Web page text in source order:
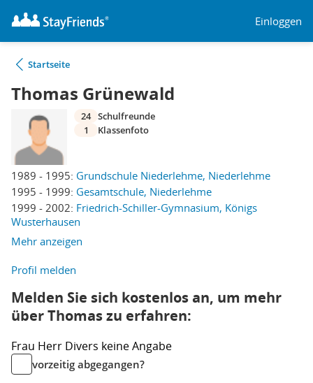
Einloggen
Startseite
Thomas Grünewald
1989 - 1995: Grundschule Niederlehme, Niederlehme
1995 - 1999: Gesamtschule, Niederlehme
1999 - 2002: Friedrich-Schiller-Gymnasium, Königs
Wusterhausen
Mehr anzeigen
24 Schulfreunde
1
Klassenfoto
Profil melden
Melden Sie sich kostenlos an, um mehr
über Thomas zu erfahren:
Frau Herr Divers keine Angabe
vorzeitig abgegangen?